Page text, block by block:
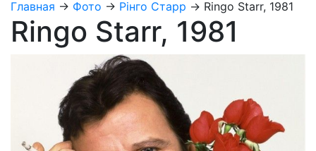
Главная → Фото → Рінго Старр → Ringo Starr, 1981
Ringo Starr, 1981